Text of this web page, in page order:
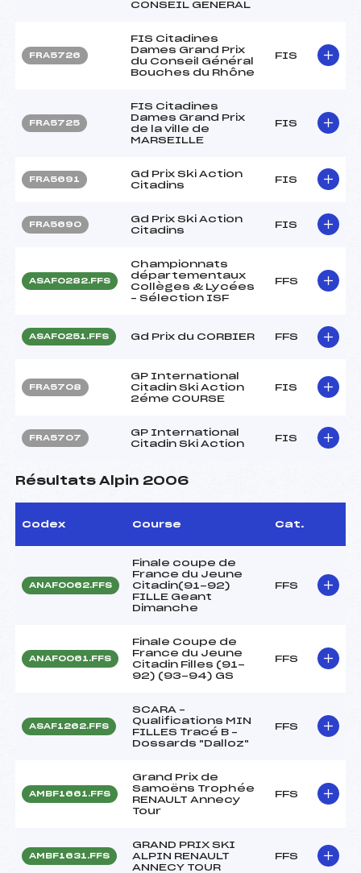
CONSEIL GENERAL
FRA5726
FIS Citadines
Dames Grand Prix
du Conseil Général
Bouches du Rhône
FIS
FRA5725
FIS Citadines
Dames Grand Prix
de la ville de
MARSEILLE
FIS
FRA5691
Gd Prix Ski Action
Citadins
FIS
FRA5690
Gd Prix Ski Action
Citadins
FIS
ASAF0282.FFS
Championnats
départementaux
Collèges & Lycées
– Sélection ISF
FFS
ASAF0251.FFS Gd Prix du CORBIER FFS
FRA5708
GP International
Citadin Ski Action
2éme COURSE
FIS
FRA5707
GP International
Citadin Ski Action
FIS
Résultats Alpin 2006
Codex Course Cat.
ANAF0062.FFS
Finale coupe de
France du Jeune
Citadin(91-92)
FILLE Geant
Dimanche
FFS
ANAF0061.FFS
Finale Coupe de
France du Jeune
Citadin Filles (91-
92) (93-94) GS
FFS
ASAF1262.FFS
SCARA –
Qualifications MIN
FILLES Tracé B –
Dossards "Dalloz"
FFS
AMBF1661.FFS
Grand Prix de
Samoëns Trophée
RENAULT Annecy
Tour
FFS
AMBF1631.FFS
GRAND PRIX SKI
ALPIN RENAULT
ANNECY TOUR
FFS